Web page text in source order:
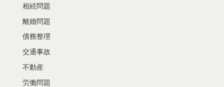
相続問題
離婚問題
債務整理
交通事故
不動産
労働問題